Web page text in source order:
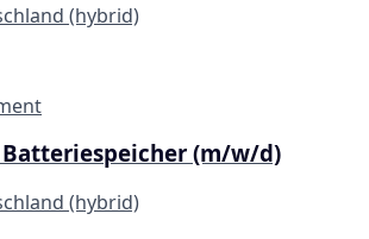
(hybrid)
(m/w/d)
(hybrid)